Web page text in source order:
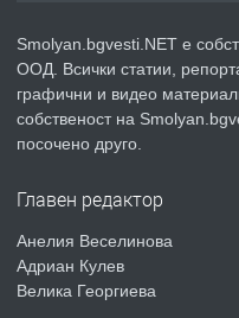
ПРЕДЛАГА
ТЪРСИ
Smolyan.bgvesti.NET е
ООД. Всички статии,
графични и видео
собственост на
посочено друго.
Главен редактор
Анелия Веселинова
Адриан Кулев
Велика Георгиева